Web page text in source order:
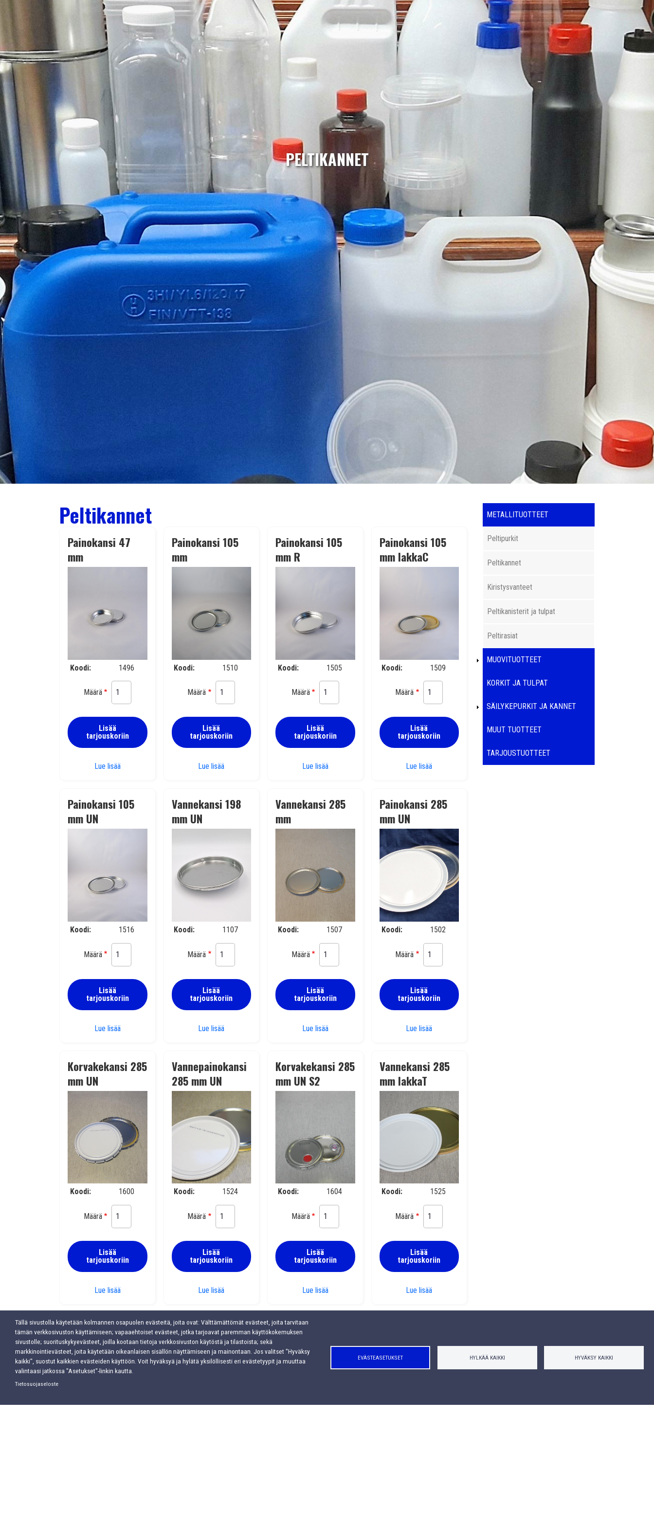
Tällä sivustolla käytetään kolmannen osapuolen evästeitä, joita ovat: Välttämättömät evästeet, joita tarvitaan
tämän verkkosivuston käyttämiseen; vapaaehtoiset evästeet, jotka tarjoavat paremman käyttökokemuksen
sivustolle; suorituskykyevästeet, joilla kootaan tietoja verkkosivuston käytöstä ja tilastoista; sekä
markkinointievästeet, joita käytetään oikeanlaisen sisällön näyttämiseen ja mainontaan. Jos valitset "Hyväksy
kaikki", suostut kaikkien evästeiden käyttöön. Voit hyväksyä ja hylätä yksilöllisesti eri evästetyypit ja muuttaa
valintaasi jatkossa "Asetukset"-linkin kautta.
Tietosuojaseloste
EVÄSTEASETUKSET HYLKÄÄ KAIKKI HYVÄKSY KAIKKI
PELTIKANNET
Peltikannet
Painokansi 47
mm
Koodi 1496
Määrä
Lisää
tarjouskoriin
Lue lisääPainokansi 47 mm
Painokansi 105
mm
Koodi 1510
Määrä
Lisää
tarjouskoriin
Lue lisääPainokansi 105 mm
Painokansi 105
mm R
Koodi 1505
Määrä
Lisää
tarjouskoriin
Lue lisääPainokansi 105 mm R
Painokansi 105
mm lakkaC
Koodi 1509
Määrä
Lisää
tarjouskoriin
Lue lisääPainokansi 105 mm lakkaC
Painokansi 105
mm UN
Koodi 1516
Määrä
Lisää
tarjouskoriin
Lue lisääPainokansi 105 mm UN
Vannekansi 198
mm UN
Koodi 1107
Määrä
Lisää
tarjouskoriin
Lue lisää
Vannekansi 285
mm
Koodi 1507
Määrä
Lisää
tarjouskoriin
Lue lisääVannekansi 285 mm
Painokansi 285
mm UN
Koodi 1502
Määrä
Lisää
tarjouskoriin
Lue lisää
Korvakekansi 285
mm UN
Koodi 1600
Määrä
Lisää
tarjouskoriin
Lue lisääKorvakekansi 285 mm UN
Vannepainokansi
285 mm UN
Koodi 1524
Määrä
Lisää
tarjouskoriin
Lue lisääVannepainokansi 285 mm UN
Korvakekansi 285
mm UN S2
Koodi 1604
Määrä
Lisää
tarjouskoriin
Lue lisääKorvakekansi 285 mm UN S2
Vannekansi 285
mm lakkaT
Koodi 1525
Määrä
Lisää
tarjouskoriin
Lue lisääVannekansi 285 mm lakkaT
Vannekansi 380
mm
Päävalikko
METALLITUOTTEET
Peltipurkit
Peltikannet
Kiristysvanteet
Peltikanisterit ja tulpat
Peltirasiat
MUOVITUOTTEET
KORKIT JA TULPAT
SÄILYKEPURKIT JA KANNET
MUUT TUOTTEET
TARJOUSTUOTTEET